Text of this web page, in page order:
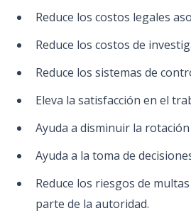
Reduce los costos legales
Reduce los costos de
Reduce los sistemas de
Eleva la satisfacción en el
Ayuda a disminuir la
Ayuda a la toma de
Reduce los riesgos de
parte de la autoridad.